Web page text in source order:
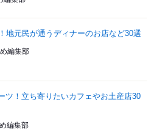
地元民が通うディナーのお店など30選
編集部
ツ！立ち寄りたいカフェやお土産店30
編集部